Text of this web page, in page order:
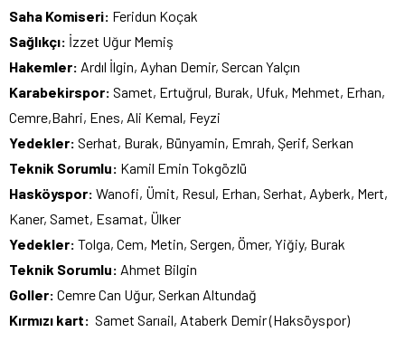
Saha Komiseri: Feridun Koçak
Sağlıkçı: İzzet Uğur Memiş
Hakemler: Ardıl İlgin, Ayhan Demir, Sercan Yalçın
Karabekirspor: Samet, Ertuğrul, Burak, Ufuk, Mehmet, Erhan,
Cemre,Bahri, Enes, Ali Kemal, Feyzi
Yedekler: Serhat, Burak, Bünyamin, Emrah, Şerif, Serkan
Teknik Sorumlu: Kamil Emin Tokgözlü
Hasköyspor: Wanofi, Ümit, Resul, Erhan, Serhat, Ayberk, Mert,
Kaner, Samet, Esamat, Ülker
Yedekler: Tolga, Cem, Metin, Sergen, Ömer, Yiğiy, Burak
Teknik Sorumlu: Ahmet Bilgin
Goller: Cemre Can Uğur, Serkan Altundağ
Kırmızı kart: Samet Sarıail, Ataberk Demir (Haksöyspor)